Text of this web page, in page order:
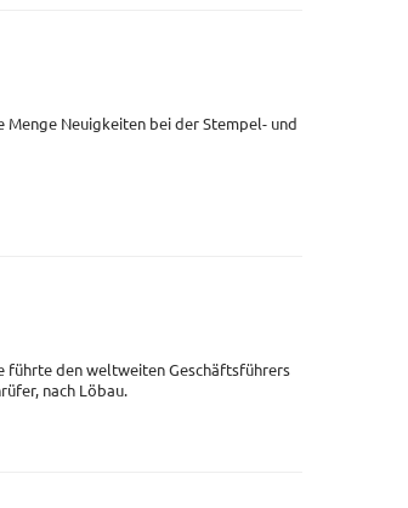
Menge Neuigkeiten bei der Stempel- und
führte den weltweiten Geschäftsführers
nach Löbau.